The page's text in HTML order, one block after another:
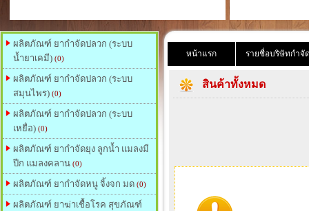
ผลิตภัณฑ์ ยากำจัดปลวก (ระบบ
น้ำยาเคมี) (0)
ผลิตภัณฑ์ ยากำจัดปลวก (ระบบ
สมุนไพร) (0)
ผลิตภัณฑ์ ยากำจัดปลวก (ระบบ
เหยื่อ) (0)
ผลิตภัณฑ์ ยากำจัดยุง ลูกน้ำ แมลงมี
ปีก แมลงคลาน (0)
ผลิตภัณฑ์ ยากำจัดหนู จิ้งจก มด (0)
ผลิตภัณฑ์ ยาฆ่าเชื้อโรค สุขภัณฑ์
หน้าแรก รายชื่อบริษัทกำจั
สินค้าทั้งหมด